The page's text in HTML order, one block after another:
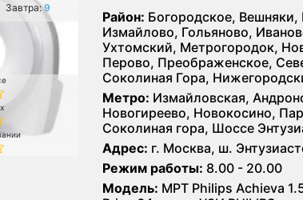
Завтра:9
Район: Богородское,
Измайлово, Гольяново,
Ухтомский, Метрогородок,
Перово, Преображенское,
Соколиная Гора,
Метро: Измайловская,
Новогиреево, Новокосино,
Соколиная гора, Шоссе
Адрес: г. Москва, ш.
Режим работы: 8.00 - 20.00
Модель: МРТ Philips Achieva